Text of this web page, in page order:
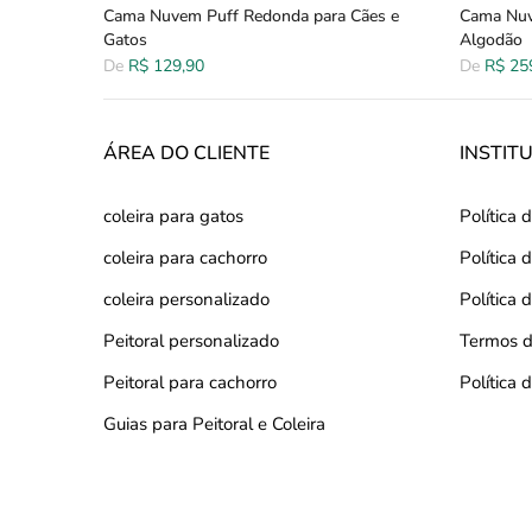
Cama Nuvem Puff Redonda para Cães e
Gatos
De R$ 129,90
Cama
Algodão
De R$
ÁREA DO CLIENTE
coleira para gatos
coleira para cachorro
coleira personalizado
Peitoral personalizado
Peitoral para cachorro
Guias para Peitoral e Coleira
Política
Política
Política
Termos
Política